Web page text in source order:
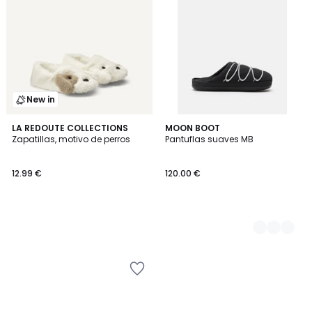
New in
LA REDOUTE COLLECTIONS
Zapatillas, motivo de perros
12.99 €
MOON BOOT
Pantuflas suaves MB
120.00 €
2
Colores